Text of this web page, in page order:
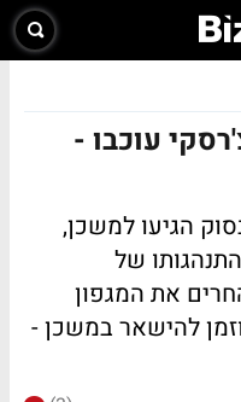
עוכבו -
הגיעו למשכן,
של
את המגפון
להישאר במשכן -